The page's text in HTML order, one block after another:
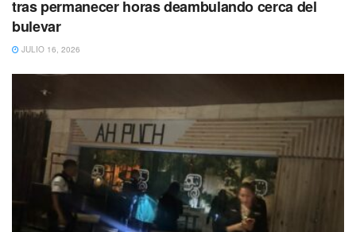
tras permanecer horas deambulando cerca del
bulevar
JULIO 16, 2026